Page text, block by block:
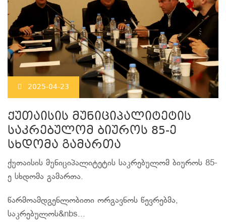
2025-04-23
ქუთაისის მუნიციპალიტეტის
საკრებულომ ბიუროს 85-ე
სხდომა გამართა
ქუთაისის მუნიციპალიტეტის საკრებულომ ბიუროს 85-
ე სხდომა გამართა.
წარმოამდგენლობითი ორგავნოს წევრებმა,
საკრებულოს&nbs...